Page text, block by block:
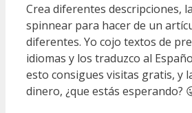
Crea diferentes descripciones,
spinnear para hacer de un
diferentes. Yo cojo textos de
idiomas y los traduzco al
esto consigues visitas gratis, y
dinero, ¿que estás esperando?